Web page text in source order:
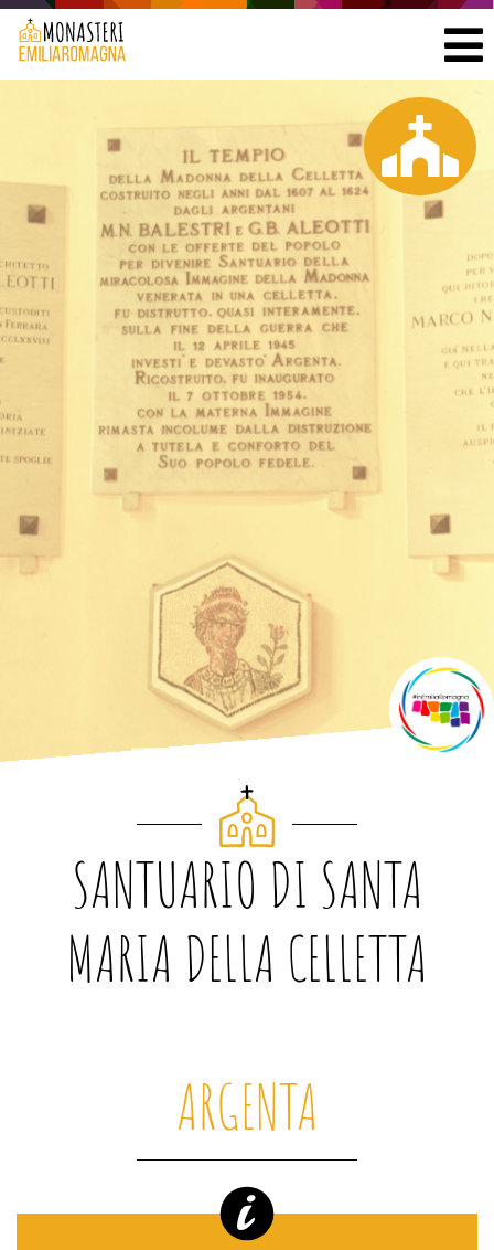
SANTUARIO DI SANTA
MARIA DELLA CELLETTA
ARGENTA